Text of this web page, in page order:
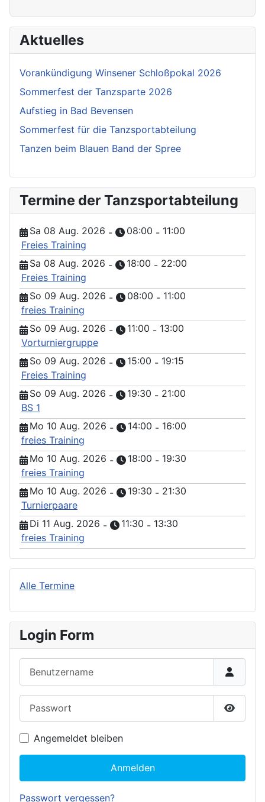
Aktuelles
Vorankündigung Winsener Schloßpokal 2026
Sommerfest der Tanzsparte 2026
Aufstieg in Bad Bevensen
Sommerfest für die Tanzsportabteilung
Tanzen beim Blauen Band der Spree
Termine der Tanzsportabteilung
Sa 08 Aug. 2026 - 08:00 - 11:00
Freies Training
Sa 08 Aug. 2026 - 18:00 - 22:00
Freies Training
So 09 Aug. 2026 - 08:00 - 11:00
freies Training
So 09 Aug. 2026 - 11:00 - 13:00
Vorturniergruppe
So 09 Aug. 2026 - 15:00 - 19:15
Freies Training
So 09 Aug. 2026 - 19:30 - 21:00
BS 1
Mo 10 Aug. 2026 - 14:00 - 16:00
freies Training
Mo 10 Aug. 2026 - 18:00 - 19:30
freies Training
Mo 10 Aug. 2026 - 19:30 - 21:30
Turnierpaare
Di 11 Aug. 2026 - 11:30 - 13:30
freies Training
Alle Termine
Login Form
Angemeldet bleiben
Anmelden
Passwort vergessen?